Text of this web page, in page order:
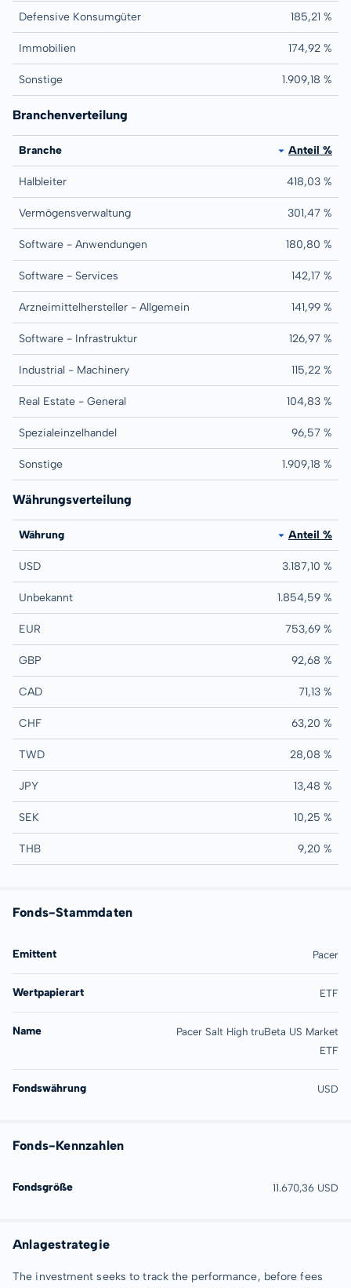
Defensive Konsumgüter 185,21 %
Immobilien 174,92 %
Sonstige 1.909,18 %
Branchenverteilung
Branche Anteil %
Halbleiter 418,03 %
Vermögensverwaltung 301,47 %
Software - Anwendungen 180,80 %
Software - Services 142,17 %
Arzneimittelhersteller - Allgemein 141,99 %
Software - Infrastruktur 126,97 %
Industrial - Machinery 115,22 %
Real Estate - General 104,83 %
Spezialeinzelhandel 96,57 %
Sonstige 1.909,18 %
Währungsverteilung
Währung Anteil %
USD 3.187,10 %
Unbekannt 1.854,59 %
EUR 753,69 %
GBP 92,68 %
CAD 71,13 %
CHF 63,20 %
TWD 28,08 %
JPY 13,48 %
SEK 10,25 %
THB 9,20 %
Fonds-Stammdaten
Emittent Pacer
Wertpapierart ETF
Name
Pacer Salt High truBeta US Market
ETF
Fondswährung USD
Fonds-Kennzahlen
Fondsgröße 11.670,36 USD
Anlagestrategie
The investment seeks to track the performance, before fees